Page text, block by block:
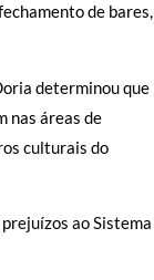
de bares,
determinou que
nas áreas de
culturais do
ao Sistema